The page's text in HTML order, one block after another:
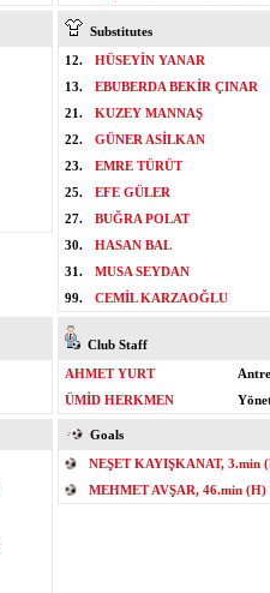
Substitutes
12.
HÜSEYİN YANAR
13.
EBUBERDA BEKİR ÇINAR
21.
KUZEY MANNAŞ
22.
GÜNER ASİLKAN
23.
EMRE TÜRÜT
25.
EFE GÜLER
27.
BUĞRA POLAT
30.
HASAN BAL
31.
MUSA SEYDAN
99.
CEMİL KARZAOĞLU
Club Staff
AHMET YURT
ÜMİD HERKMEN
Goals
NEŞET KAYIŞKANAT, 3.min
MEHMET AVŞAR, 46.min (H)